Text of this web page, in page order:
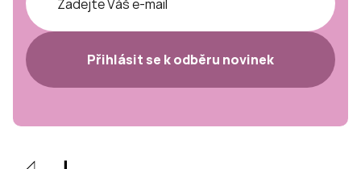
Přihlásit se k odběru novinek